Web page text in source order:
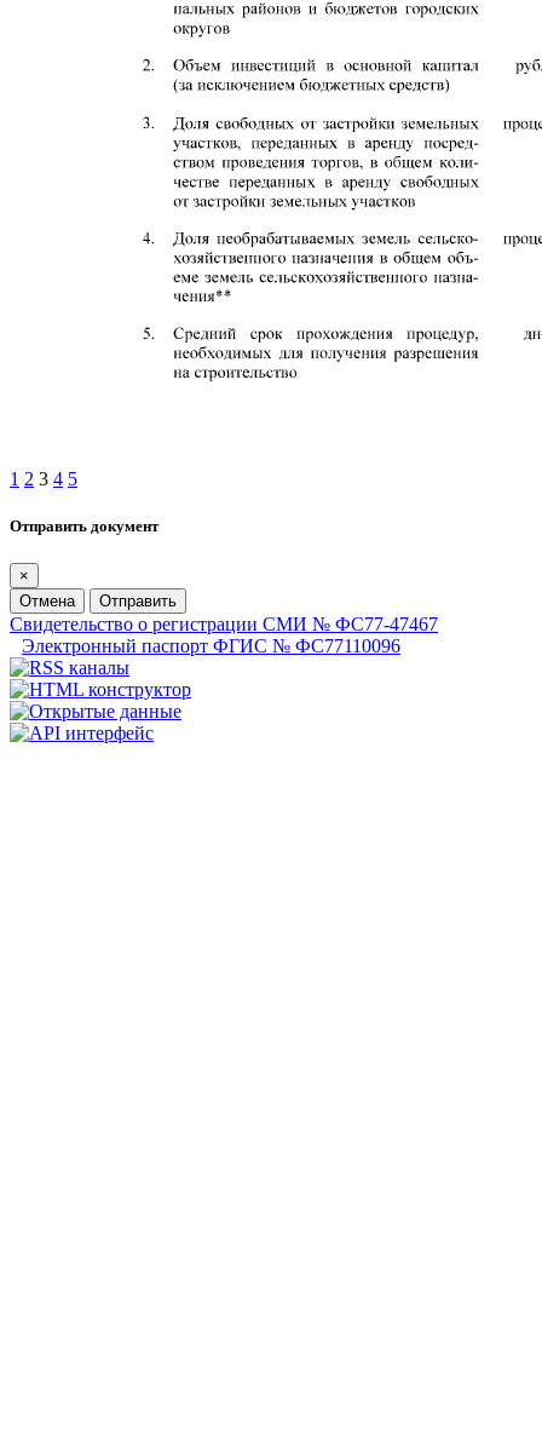
1 2 3 4 5
Отправить документ
×
Отмена
Отправить
Свидетельство о регистрации СМИ № ФС77-47467
Электронный паспорт ФГИС № ФС77110096